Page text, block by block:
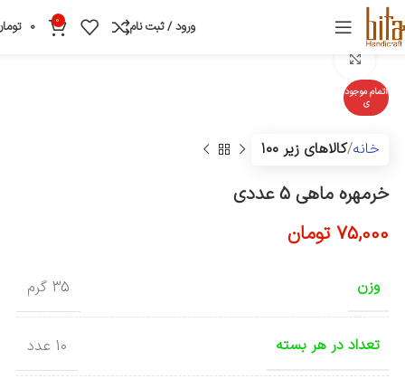
ورود / ثبت نام 0
0
اتمام موجود
ی
خانه کالاهای زیر ۱۰۰
خرمهره ماهی 5 عددی
75,000 تومان
وزن 35 گرم
تعداد در هر بسته 10 عدد